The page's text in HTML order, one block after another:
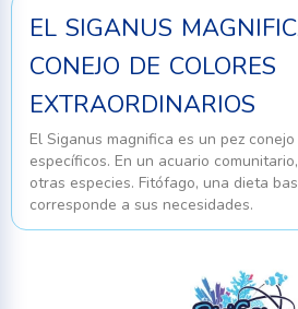
el siganus
conejo de colores
extraordinarios
El Siganus magnifica es un pez
específicos. En un acuario
otras especies. Fitófago, una dieta
corresponde a sus necesidades.